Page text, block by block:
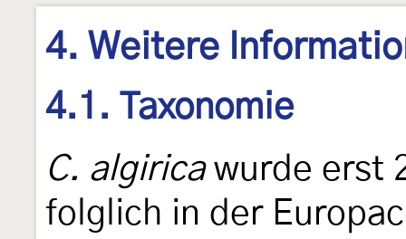
4. Weitere
4.1. Taxonomie
C. algiricawurde erst
folglich in der